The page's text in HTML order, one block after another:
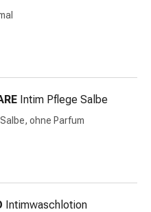
Intim Pflege Salbe
ohne Parfum
Intimwaschlotion